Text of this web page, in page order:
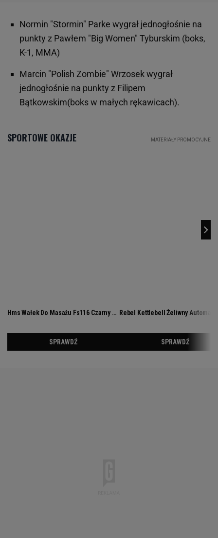
Normin "Stormin" Parke wygrał jednogłośnie na
punkty z Pawłem "Big Women" Tyburskim (boks,
K-1, MMA)
Marcin "Polish Zombie" Wrzosek wygrał
jednogłośnie na punkty z Filipem
Bątkowskim(boks w małych rękawicach).